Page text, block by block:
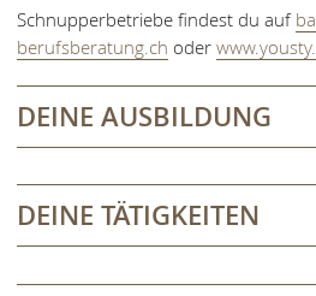
Schnupperbetriebe findest du auf
berufsberatung.ch oder
DEINE AUSBILDUNG
DEINE TÄTIGKEITEN